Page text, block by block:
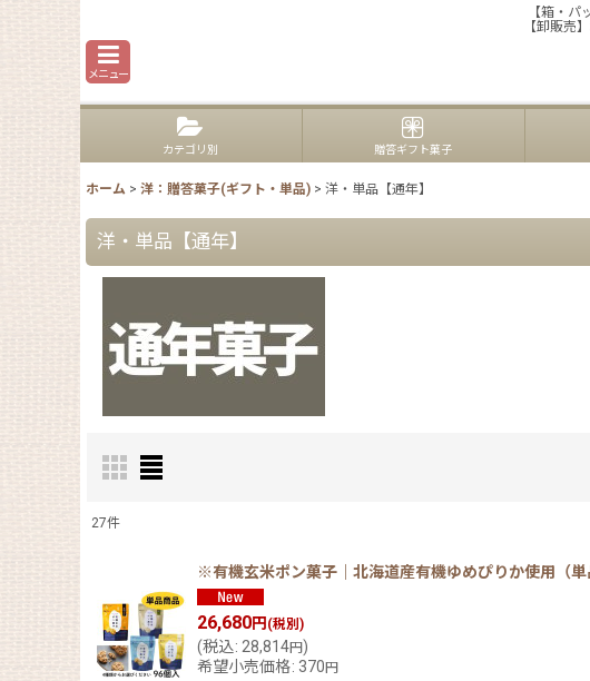
【箱・
【卸販売
メニュー
カテゴリ別 贈答ギフト菓子
ホーム > 洋：贈答菓子(ギフト・単品) > 洋・単品【通年】
洋・単品【通年】
在庫あり
並び順:
27件
※有機玄米ポン菓子｜北海道産有機ゆめぴりか使用
26,680円 (税別)
(税込: 28,814円)
希望小売価格: 370円